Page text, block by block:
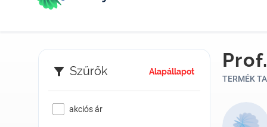
Szűrők Alapállapot
akciós ár
TERMÉK